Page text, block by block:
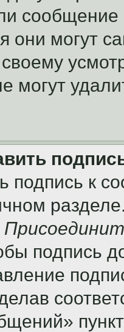
они могут
могут
подпись к
подпись